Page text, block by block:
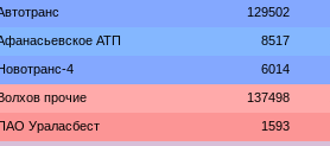
129502
АТП 8517
4 6014
прочие 137498
Ураласбест 1593